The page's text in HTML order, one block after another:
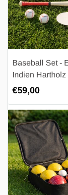
Baseball Set -
Indien Hartholz
- Spielfertig -
Gummigriff - 2x
Gummimatte
Regulärer
Preis
€59,00